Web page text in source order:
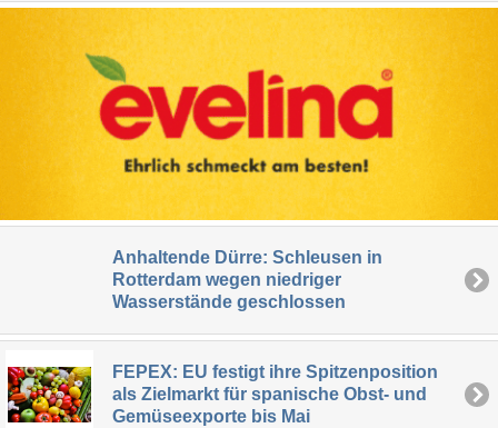
Anhaltende Dürre: Schleusen in
Rotterdam wegen niedriger
Wasserstände geschlossen
FEPEX: EU festigt ihre Spitzenposition
als Zielmarkt für spanische Obst- und
Gemüseexporte bis Mai